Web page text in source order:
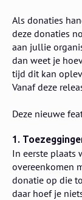
Als donaties
deze donaties
aan jullie
dan weet je
tijd dit kan
Vanaf deze
Deze nieuwe
1.
In eerste plaats
overeenkomen
donatie op die
daar hoef je